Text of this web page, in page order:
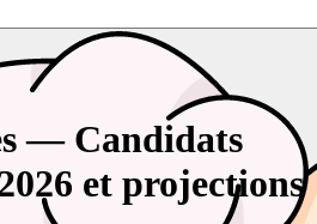
— Candidats
et projections